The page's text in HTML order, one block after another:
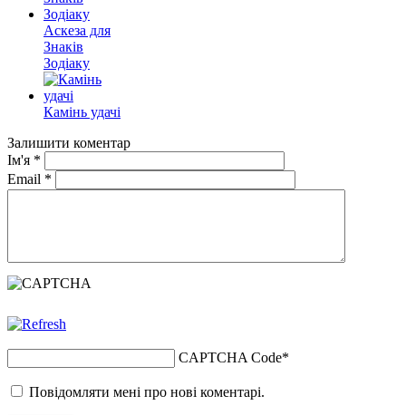
Аскеза для
Знаків
Зодіаку
Камінь удачі
Залишити коментар
Ім'я *
Email *
CAPTCHA Code*
Повідомляти мені про нові коментарі.